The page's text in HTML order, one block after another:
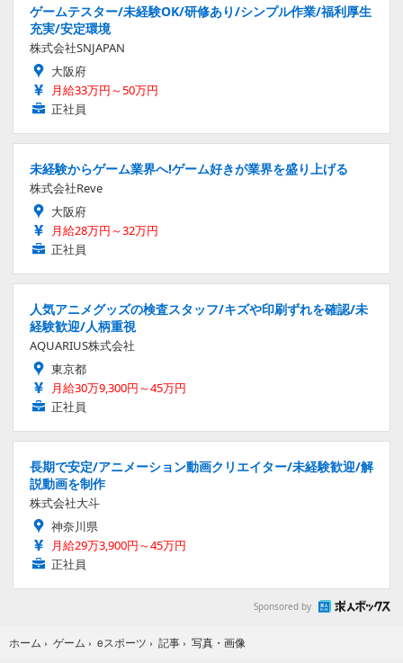
ゲームテスター/未経験OK/研修あり/シンプル作業/福利厚生
充実/安定環境
株式会社SNJAPAN
大阪府
月給33万円～50万円
正社員
未経験からゲーム業界へ!ゲーム好きが業界を盛り上げる
株式会社Reve
大阪府
月給28万円～32万円
正社員
人気アニメグッズの検査スタッフ/キズや印刷ずれを確認/未
経験歓迎/人柄重視
AQUARIUS株式会社
東京都
月給30万9,300円～45万円
正社員
長期で安定/アニメーション動画クリエイター/未経験歓迎/解
説動画を制作
株式会社大斗
神奈川県
月給29万3,900円～45万円
正社員
Sponsored by
ホーム › ゲーム › eスポーツ › 記事 › 写真・画像